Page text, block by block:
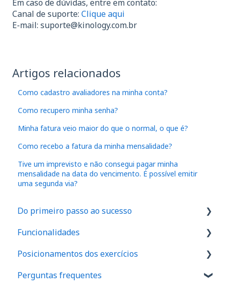
Em caso de dúvidas, entre em contato:
Canal de suporte: Clique aqui
E-mail: suporte@kinology.com.br
Artigos relacionados
Como cadastro avaliadores na minha conta?
Como recupero minha senha?
Minha fatura veio maior do que o normal, o que é?
Como recebo a fatura da minha mensalidade?
Tive um imprevisto e não consegui pagar minha
mensalidade na data do vencimento. É possível emitir
uma segunda via?
Do primeiro passo ao sucesso
1. Como são feitos os cadastros no aplicativo
2. Onde realizar o exame de força em seu
Funcionalidades
IA
Dinamômetro de Preensão Palmar
Posicionamentos dos exercícios
Ombro
Perguntas frequentes